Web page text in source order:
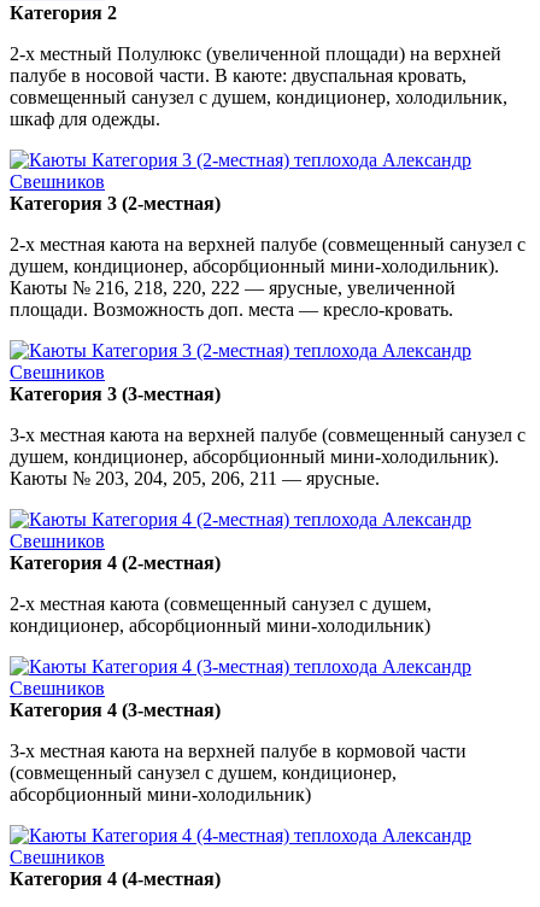
Категория 2
2-х местный Полулюкс (увеличенной площади) на верхней
палубе в носовой части. В каюте: двуспальная кровать,
совмещенный санузел с душем, кондиционер, холодильник,
шкаф для одежды.
Категория 3 (2-местная)
2-х местная каюта на верхней палубе (совмещенный санузел с
душем, кондиционер, абсорбционный мини-холодильник).
Каюты № 216, 218, 220, 222 — ярусные, увеличенной
площади. Возможность доп. места — кресло-кровать.
Категория 3 (3-местная)
3-х местная каюта на верхней палубе (совмещенный санузел с
душем, кондиционер, абсорбционный мини-холодильник).
Каюты № 203, 204, 205, 206, 211 — ярусные.
Категория 4 (2-местная)
2-х местная каюта (совмещенный санузел с душем,
кондиционер, абсорбционный мини-холодильник)
Категория 4 (3-местная)
3-х местная каюта на верхней палубе в кормовой части
(совмещенный санузел с душем, кондиционер,
абсорбционный мини-холодильник)
Категория 4 (4-местная)